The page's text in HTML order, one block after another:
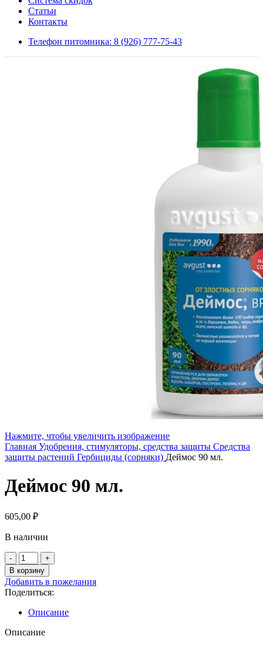
Статьи
Контакты
Телефон питомника: 8 (926) 777-75-43
Нажмите, чтобы увеличить изображение
Главная Удобрения, стимуляторы, средства защиты Средства
защиты растений Гербициды (сорняки) Деймос 90 мл.
Деймос 90 мл.
605,00 ₽
В наличии
Количество
товара
Деймос
90
мл.
В корзину
Добавить в пожелания
Поделиться:
Описание
Описание